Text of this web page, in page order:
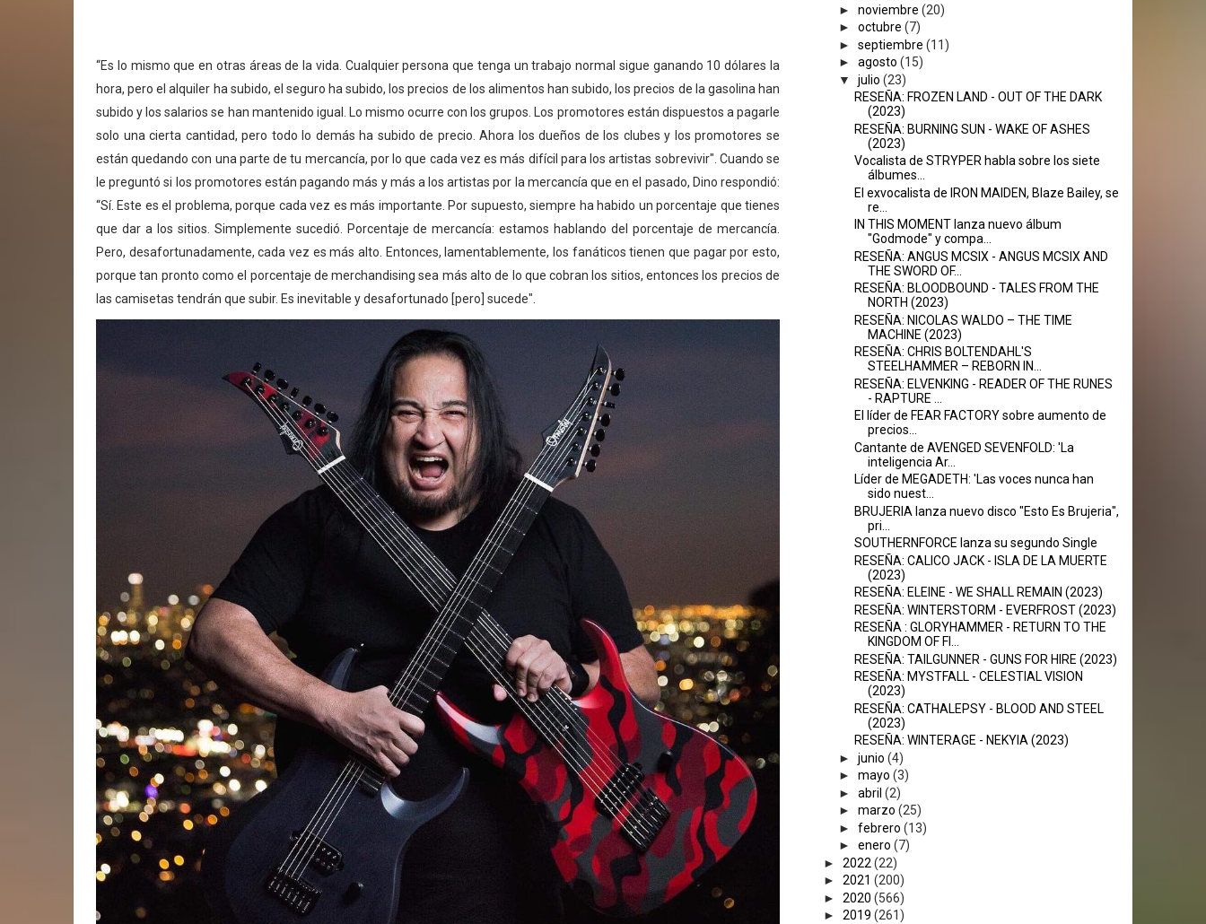
“Es lo mismo que en otras áreas de la vida. Cualquier persona que tenga un trabajo normal sigue ganando 10 dólares la
hora, pero el alquiler ha subido, el seguro ha subido, los precios de los alimentos han subido, los precios de la gasolina han
subido y los salarios se han mantenido igual. Lo mismo ocurre con los grupos. Los promotores están dispuestos a pagarle
solo una cierta cantidad, pero todo lo demás ha subido de precio. Ahora los dueños de los clubes y los promotores se
están quedando con una parte de tu mercancía, por lo que cada vez es más difícil para los artistas sobrevivir". Cuando se
le preguntó si los promotores están pagando más y más a los artistas por la mercancía que en el pasado, Dino respondió:
“Sí. Este es el problema, porque cada vez es más importante. Por supuesto, siempre ha habido un porcentaje que tienes
que dar a los sitios. Simplemente sucedió. Porcentaje de mercancía: estamos hablando del porcentaje de mercancía.
Pero, desafortunadamente, cada vez es más alto. Entonces, lamentablemente, los fanáticos tienen que pagar por esto,
porque tan pronto como el porcentaje de merchandising sea más alto de lo que cobran los sitios, entonces los precios de
las camisetas tendrán que subir. Es inevitable y desafortunado [pero] sucede".
► noviembre (20)
► octubre (7)
► septiembre (11)
► agosto (15)
▼
julio (23)
RESEÑA: FROZEN LAND - OUT OF THE DARK
(2023)
RESEÑA: BURNING SUN - WAKE OF ASHES
(2023)
Vocalista de STRYPER habla sobre los siete
álbumes...
El exvocalista de IRON MAIDEN, Blaze Bailey, se
re...
IN THIS MOMENT lanza nuevo álbum
"Godmode" y compa...
RESEÑA: ANGUS MCSIX - ANGUS MCSIX AND
THE SWORD OF...
RESEÑA: BLOODBOUND - TALES FROM THE
NORTH (2023)
RESEÑA: NICOLAS WALDO – THE TIME
MACHINE (2023)
RESEÑA: CHRIS BOLTENDAHL'S
STEELHAMMER – REBORN IN...
RESEÑA: ELVENKING - READER OF THE RUNES
- RAPTURE ...
El líder de FEAR FACTORY sobre aumento de
precios...
Cantante de AVENGED SEVENFOLD: 'La
inteligencia Ar...
Líder de MEGADETH: 'Las voces nunca han
sido nuest...
BRUJERIA lanza nuevo disco "Esto Es Brujeria",
pri...
SOUTHERNFORCE lanza su segundo Single
RESEÑA: CALICO JACK - ISLA DE LA MUERTE
(2023)
RESEÑA: ELEINE - WE SHALL REMAIN (2023)
RESEÑA: WINTERSTORM - EVERFROST (2023)
RESEÑA : GLORYHAMMER - RETURN TO THE
KINGDOM OF FI...
RESEÑA: TAILGUNNER - GUNS FOR HIRE (2023)
RESEÑA: MYSTFALL - CELESTIAL VISION
(2023)
RESEÑA: CATHALEPSY - BLOOD AND STEEL
(2023)
RESEÑA: WINTERAGE - NEKYIA (2023)
► junio (4)
► mayo (3)
► abril (2)
► marzo (25)
► febrero (13)
► enero (7)
► 2022 (22)
► 2021 (200)
► 2020 (566)
► 2019 (261)